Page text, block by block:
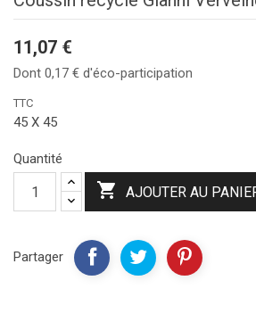
11,07 €
Dont 0,17 € d'éco-participation
TTC
45 X 45
Quantité
 AJOUTER AU
Partager